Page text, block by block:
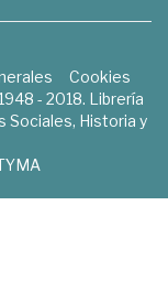
Cookies
- 2018. Librería
Sociales, Historia y